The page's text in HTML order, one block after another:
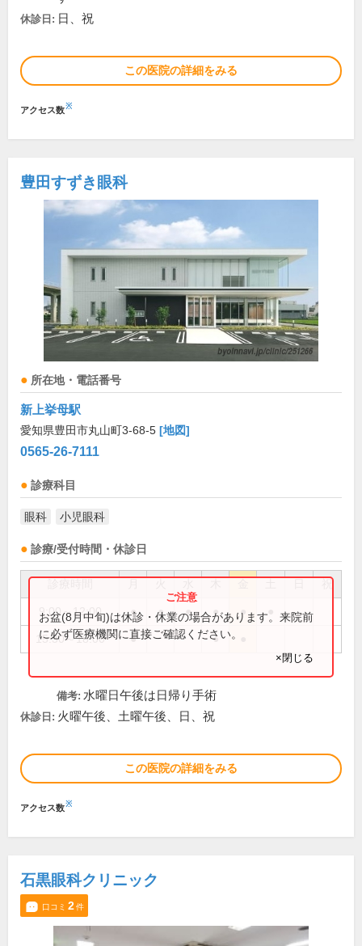
休診日: 日、祝
この医院の詳細をみる
アクセス数※
豊田すずき眼科
所在地・電話番号
新上挙母駅
愛知県豊田市丸山町3-68-5 [地図]
0565-26-7111
診療科目
眼科 小児眼科
診療/受付時間・休診日
祝
9:00～12:00 ● ● ● ● ●
15:30～18:00 ● ●
お盆(8月中旬)は休診・休業の場合があります。来院前
に必ず医療機関に直接ご確認ください。
×閉じる
備考: 水曜日午後は日帰り手術
休診日: 火曜午後、土曜午後、日、祝
この医院の詳細をみる
アクセス数※
石黒眼科クリニック
口コミ 2件